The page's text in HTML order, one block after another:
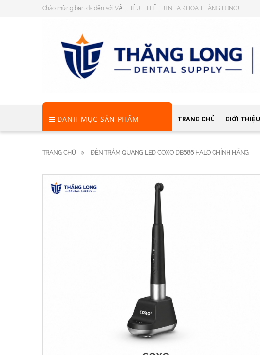
Chào mừng bạn đã đến với VẬT LIỆU, THIẾT BỊ NHA KHOA THĂNG LONG!
DANH MỤC SẢN PHẨM TRANG CHỦ GIỚI THIỆU
TRANG CHỦ ĐÈN TRÁM QUANG LED COXO DB686 HALO CHÍNH HÃNG